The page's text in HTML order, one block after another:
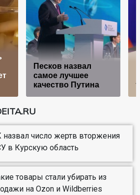
Песков назвал
самое лучшее
качество Путина
назвал число жертв вторжения
в Курскую область
товары стали убирать из
на Ozon и Wildberries